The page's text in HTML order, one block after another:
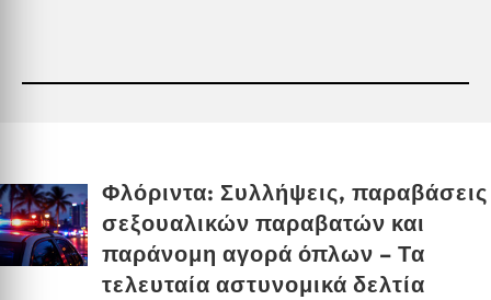
Φλόριντα: Συλλήψεις, παραβάσεις
σεξουαλικών παραβατών και
παράνομη αγορά όπλων – Τα
τελευταία αστυνομικά δελτία